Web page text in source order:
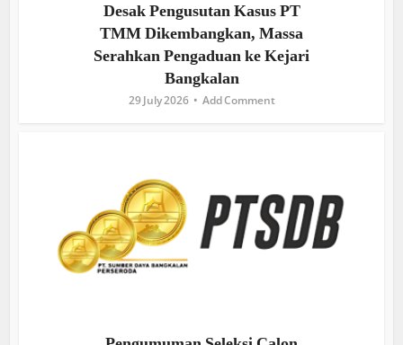
Desak Pengusutan Kasus PT
TMM Dikembangkan, Massa
Serahkan Pengaduan ke Kejari
Bangkalan
29 July 2026 Add Comment